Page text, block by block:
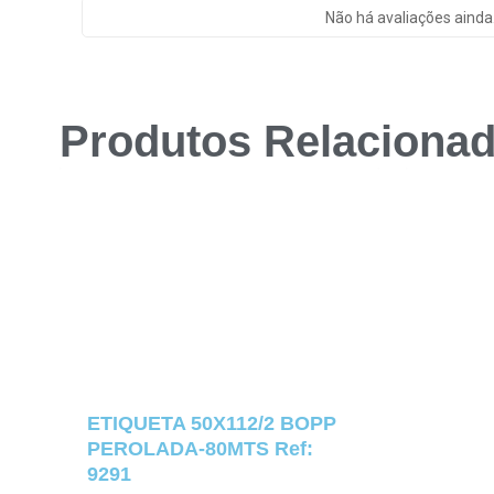
Não há avaliações ainda.
Produtos
ETIQUETA 50X112/2 BOPP
PEROLADA-80MTS Ref:
9291